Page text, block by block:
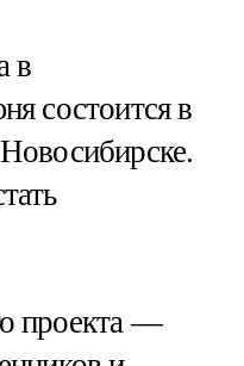
в
состоится в
проекта —